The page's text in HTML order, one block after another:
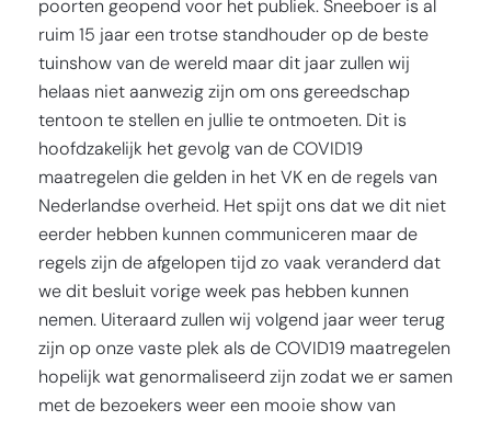
poorten geopend voor het publiek. Sneeboer is al
ruim 15 jaar een trotse standhouder op de beste
tuinshow van de wereld maar dit jaar zullen wij
helaas niet aanwezig zijn om ons gereedschap
tentoon te stellen en jullie te ontmoeten. Dit is
hoofdzakelijk het gevolg van de COVID19
maatregelen die gelden in het VK en de regels van
Nederlandse overheid. Het spijt ons dat we dit niet
eerder hebben kunnen communiceren maar de
regels zijn de afgelopen tijd zo vaak veranderd dat
we dit besluit vorige week pas hebben kunnen
nemen. Uiteraard zullen wij volgend jaar weer terug
zijn op onze vaste plek als de COVID19 maatregelen
hopelijk wat genormaliseerd zijn zodat we er samen
met de bezoekers weer een mooie show van